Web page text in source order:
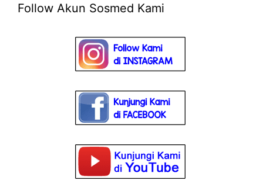
Follow Akun Sosmed Kami